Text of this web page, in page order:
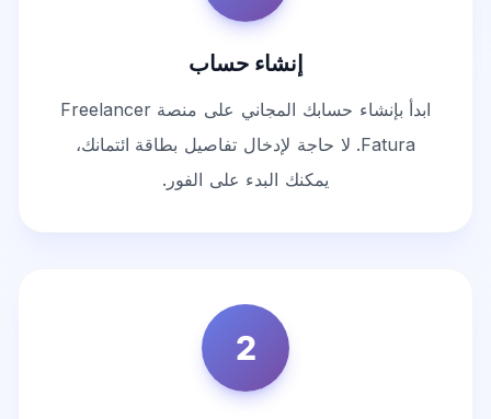
إنشاء حساب
ابدأ بإنشاء حسابك المجاني على منصة Freelancer
Fatura. لا حاجة لإدخال تفاصيل بطاقة ائتمانك،
يمكنك البدء على الفور.
2